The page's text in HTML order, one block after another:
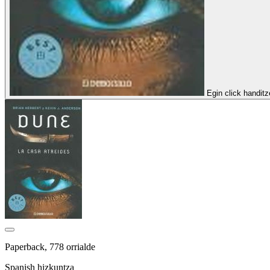
Egin click
Paperback, 778 orrialde
Spanish hizkuntza